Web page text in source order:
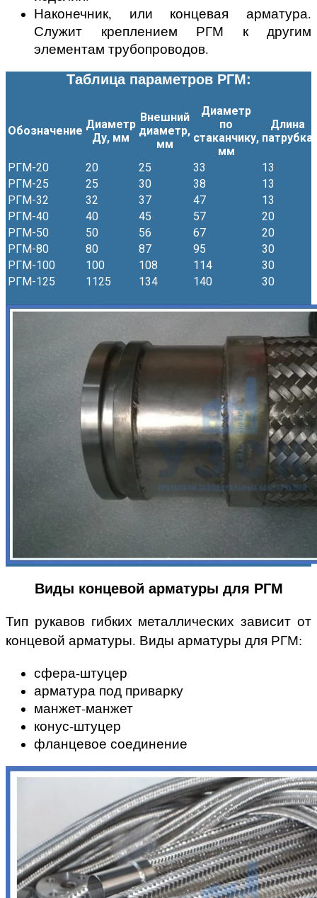
Наконечник, или концевая арматура.
Служит креплением РГМ к другим
элементам трубопроводов.
Таблица параметров РГМ:
Обозначение Диаметр
Ду, мм
Внешний
диаметр,
мм
Диаметр
по
стаканчику,
мм
Длина
патрубка
РГМ-20 20 25 33 13
РГМ-25
25 30 38 13
РГМ-32
32 37 47 13
РГМ-40
40 45 57 20
РГМ-50
50 56 67 20
РГМ-80
80 87 95 30
РГМ-100
100 108 114 30
РГМ-125
1125 134 140 30
Виды концевой арматуры для РГМ
Тип рукавов гибких металлических зависит от
концевой арматуры. Виды арматуры для РГМ:
сфера-штуцер
арматура под приварку
манжет-манжет
конус-штуцер
фланцевое соединение